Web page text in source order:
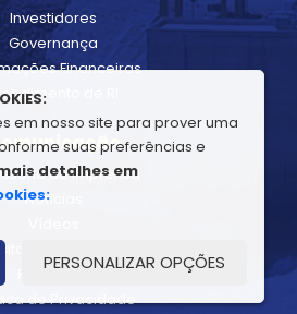
Investidores
Governança
Financeiras
de RI
de Imprensa
Notícias
Programada
Patrocínio
de Privacidade
em nosso site para prover uma
suas preferências e
detalhes em
PERSONALIZAR OPÇÕES